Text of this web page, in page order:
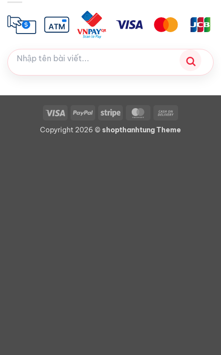
Visa PayPal Stripe MasterCard
Delivery
Copyright 2026 © shopthanhtung Theme